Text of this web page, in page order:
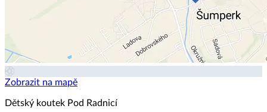
Zobrazit na mapě
Dětský koutek Pod Radnicí